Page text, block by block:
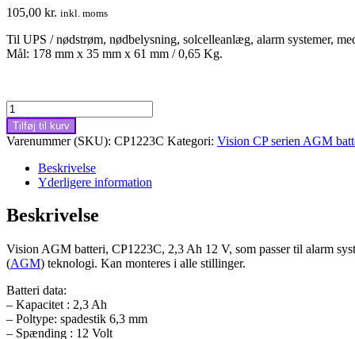
105,00 kr. inkl. moms
Til UPS / nødstrøm, nødbelysning, solcelleanlæg, alarm systemer,
Mål: 178 mm x 35 mm x 61 mm / 0,65 Kg.
Vision
AGM
batteri
CP1223C,
2,3Ah
12V,
mm
spadestik
Tilføj til kurv
Varenummer (SKU): CP1223C Kategori: Vision CP serien AGM
Beskrivelse
Yderligere information
Beskrivelse
Vision AGM batteri, CP1223C, 2,3 Ah 12 V, som passer til alarm
(AGM) teknologi. Kan monteres i alle stillinger.
Batteri data:
– Kapacitet : 2,3 Ah
– Poltype: spadestik 6,3 mm
– Spænding : 12 Volt